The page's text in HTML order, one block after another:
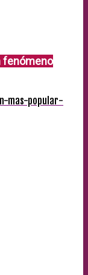
fenómeno
mas-popular-